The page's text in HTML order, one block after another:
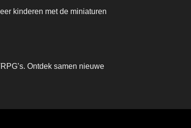
kinderen met de miniaturen
Ontdek samen nieuwe